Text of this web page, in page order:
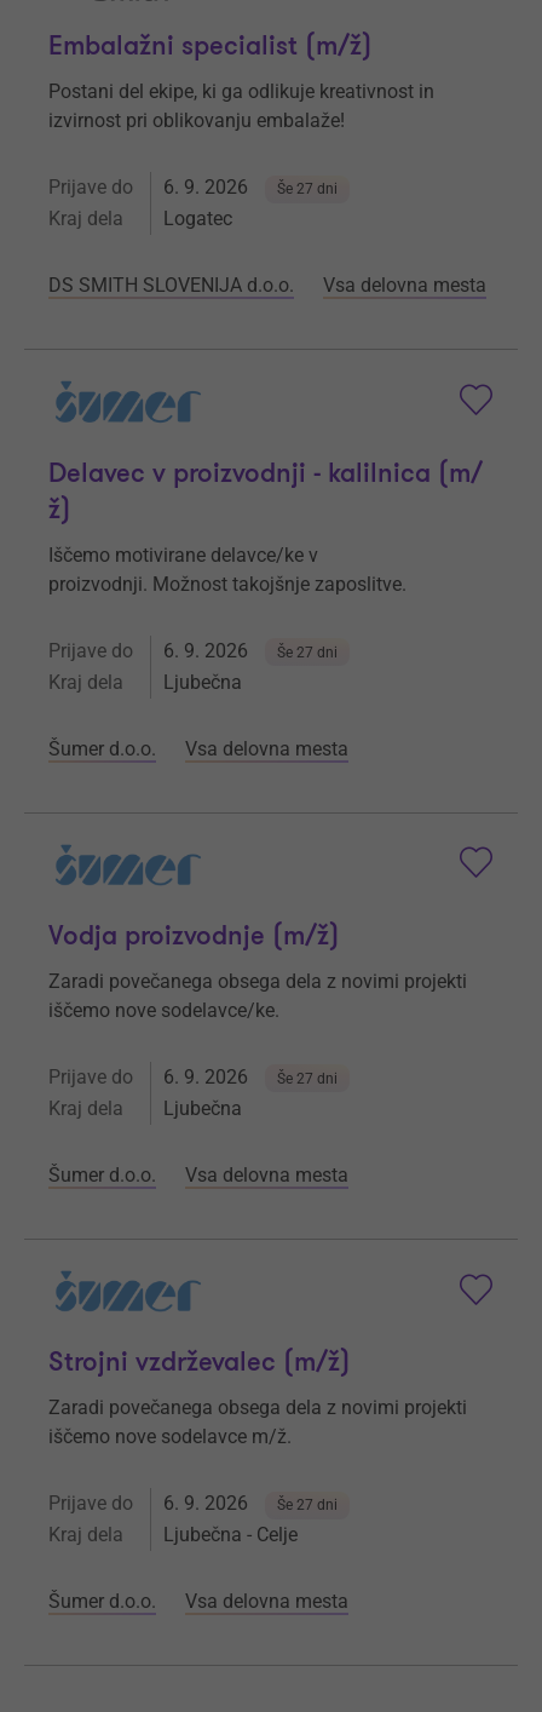
Embalažni specialist (m/ž)
Postani del ekipe, ki ga odlikuje kreativnost in
izvirnost pri oblikovanju embalaže!
Prijave do 6. 9. 2026 Še 27 dni
Kraj dela Logatec
DS SMITH SLOVENIJA d.o.o. Vsa delovna mesta
Delavec v proizvodnji - kalilnica (m/
ž)
Iščemo motivirane delavce/ke v
proizvodnji. Možnost takojšnje zaposlitve.
Prijave do 6. 9. 2026 Še 27 dni
Kraj dela Ljubečna
Šumer d.o.o. Vsa delovna mesta
Vodja proizvodnje (m/ž)
Zaradi povečanega obsega dela z novimi projekti
iščemo nove sodelavce/ke.
Prijave do 6. 9. 2026 Še 27 dni
Kraj dela Ljubečna
Šumer d.o.o. Vsa delovna mesta
Strojni vzdrževalec (m/ž)
Zaradi povečanega obsega dela z novimi projekti
iščemo nove sodelavce m/ž.
Prijave do 6. 9. 2026 Še 27 dni
Kraj dela Ljubečna - Celje
Šumer d.o.o. Vsa delovna mesta